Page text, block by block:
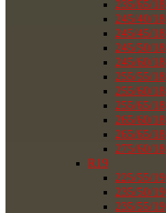
235/65/18
245/40/18
245/45/18
245/50/18
245/60/18
255/55/18
255/60/18
255/65/18
265/60/18
265/65/18
275/60/18
R19
225/55/19
235/50/19
235/55/19